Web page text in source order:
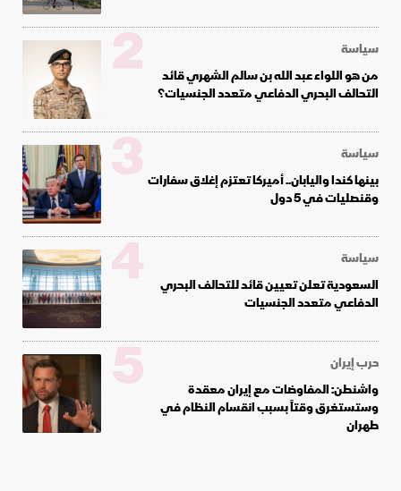
سياسة
من هو اللواء عبد الله بن سالم الشهري قائد
التحالف البحري الدفاعي متعدد الجنسيات؟
2
سياسة
بينها كندا واليابان.. أميركا تعتزم إغلاق سفارات
وقنصليات في 5 دول
3
سياسة
السعودية تعلن تعيين قائد للتحالف البحري
الدفاعي متعدد الجنسيات
4
حرب إيران
واشنطن: المفاوضات مع إيران معقدة
وستستغرق وقتاً بسبب انقسام النظام في
طهران
5